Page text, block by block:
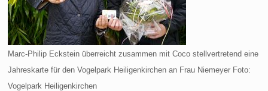
Marc-Philip Eckstein überreicht zusammen mit Coco stellvertretend eine
Jahreskarte für den Vogelpark Heiligenkirchen an Frau Niemeyer Foto:
Vogelpark Heiligenkirchen